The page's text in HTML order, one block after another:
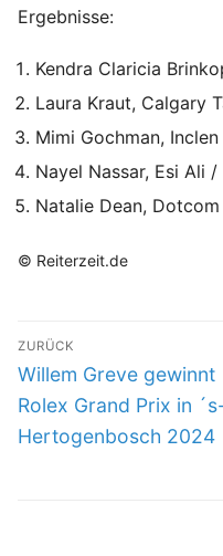
Ergebnisse:
Kendra Claricia
Laura Kraut, Calgary
Mimi Gochman,
Nayel Nassar, Esi Ali
Natalie Dean,
© Reiterzeit.de
ZURÜCK
Vorheriger
Beitrag:
Willem Greve gewinnt
Rolex Grand Prix in
Hertogenbosch 2024